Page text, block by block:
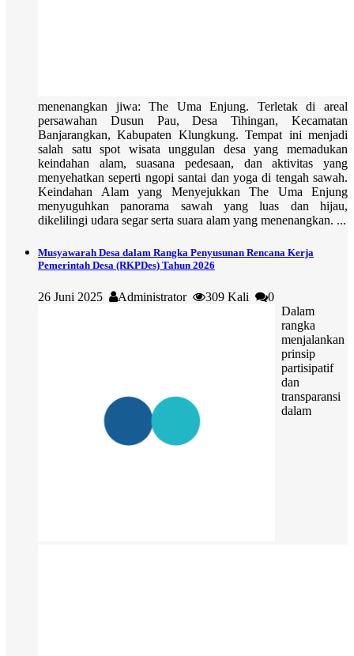
menenangkan jiwa: The Uma Enjung. Terletak di areal
persawahan Dusun Pau, Desa Tihingan, Kecamatan
Banjarangkan, Kabupaten Klungkung. Tempat ini menjadi
salah satu spot wisata unggulan desa yang memadukan
keindahan alam, suasana pedesaan, dan aktivitas yang
menyehatkan seperti ngopi santai dan yoga di tengah sawah.
Keindahan Alam yang Menyejukkan The Uma Enjung
menyuguhkan panorama sawah yang luas dan hijau,
dikelilingi udara segar serta suara alam yang menenangkan. ...
Musyawarah Desa dalam Rangka Penyusunan Rencana Kerja
Pemerintah Desa (RKPDes) Tahun 2026
26 Juni 2025 Administrator 309 Kali
0
Dalam
rangka
menjalankan
prinsip
partisipatif
dan
transparansi
dalam